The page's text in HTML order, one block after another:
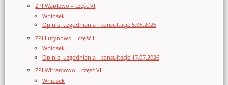
ZPI Waplewo – część VI
Wniosek
Opinie, uzgodnienia i konsultacje 5.06.2026
ZPI Łutynowo – część II
Wniosek
Opinie, uzgodnienia i konsultacje 17.07.2026
ZPI Witramowo – część VI
Wniosek